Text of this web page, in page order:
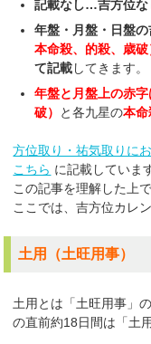
記載なし…吉方位な
年盤・月盤・日盤
本命殺、的殺、歳破
て記載してきます。
年盤と月盤上の赤
破）
と各九星の本
方位取り・祐気取りに
こちら に記載していま
この記事を理解した上
ここでは、吉方位カレ
土用（土旺用事）
土用とは「土旺用事」
の直前約18日間は「土